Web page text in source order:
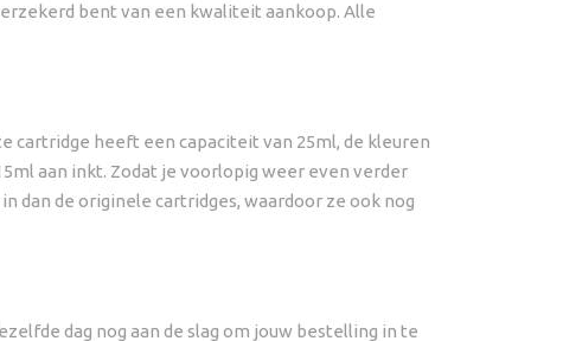
bent van een kwaliteit aankoop. Alle
cartridge heeft een capaciteit van 25ml, de kleuren
aan inkt. Zodat je voorlopig weer even verder
dan de originele cartridges, waardoor ze ook nog
dag nog aan de slag om jouw bestelling in te